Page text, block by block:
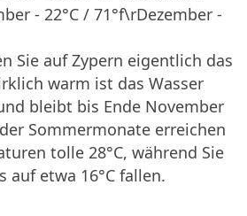
- 22°C / 71°f\rDezember -
Sie auf Zypern eigentlich das
warm ist das Wasser
bleibt bis Ende November
Sommermonate erreichen
tolle 28°C, während Sie
auf etwa 16°C fallen.